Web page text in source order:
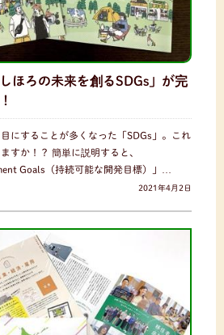
ほろの未来を創るSDGs」が完
にすることが多くなった「SDGs」。これ
すか！？ 簡単に説明すると、
Goals（持続可能な開発目標）」…
2021年4月2日